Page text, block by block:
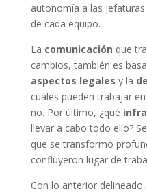
autonomía a las
de cada equipo.
La comunicación que
cambios, también es
aspectos legales y la
cuáles pueden trabajar
no. Por último, ¿qué
llevar a cabo todo ello?
que se transformó
confluyeron lugar de
Con lo anterior